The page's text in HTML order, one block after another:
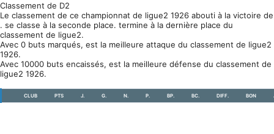
Classement de D2
Le classement de ce championnat de ligue2 1926 abouti à la victoire de
. se classe à la seconde place. termine à la dernière place du
classement de ligue2.
Avec 0 buts marqués, est la meilleure attaque du classement de ligue2
1926.
Avec 10000 buts encaissés, est la meilleure défense du classement de
ligue2 1926.
CLUB PTS J. G. N. P. BP. BC. DIFF. BON